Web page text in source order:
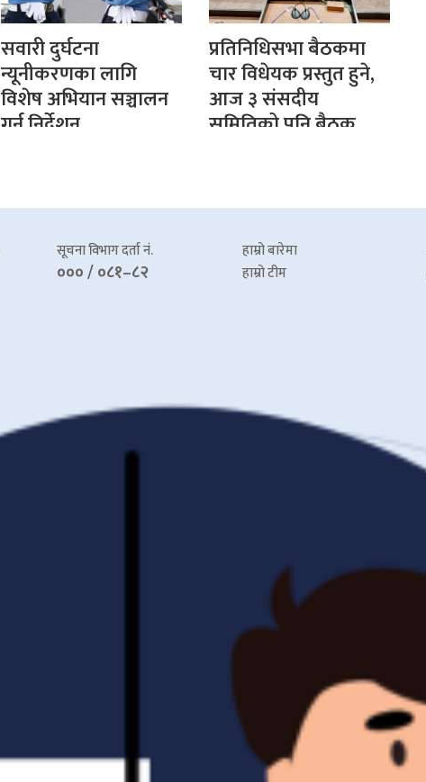
सवारी दुर्घटना
न्यूनीकरणका लागि
विशेष अभियान सञ्चालन
गर्न निर्देशन
प्रतिनिधिसभा बैठकमा
चार विधेयक प्रस्तुत हुने,
आज ३ संसदीय
समितिको पनि बैठक
सूचना विभाग दर्ता नं.
००० / ०८१–८२
हाम्रो बारेमा
हाम्रो टीम